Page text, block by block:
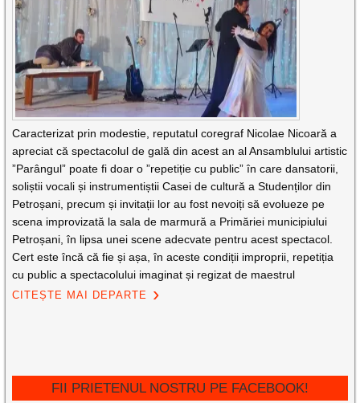
Caracterizat prin modestie, reputatul coregraf Nicolae Nicoară a
apreciat că spectacolul de gală din acest an al Ansamblului artistic
”Parângul” poate fi doar o ”repetiție cu public” în care dansatorii,
soliștii vocali și instrumentiștii Casei de cultură a Studenților din
Petroșani, precum și invitații lor au fost nevoiți să evolueze pe
scena improvizată la sala de marmură a Primăriei municipiului
Petroșani, în lipsa unei scene adecvate pentru acest spectacol.
Cert este încă că fie și așa, în aceste condiții improprii, repetiția
cu public a spectacolului imaginat și regizat de maestrul
CITEȘTE MAI DEPARTE
FII PRIETENUL NOSTRU PE FACEBOOK!